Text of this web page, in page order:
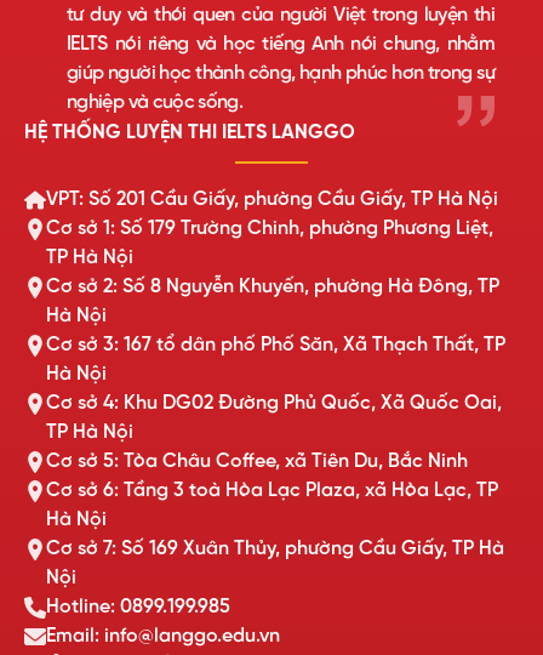
tư duy và thói quen của người Việt trong luyện thi
IELTS nói riêng và học tiếng Anh nói chung, nhằm
giúp người học thành công, hạnh phúc hơn trong sự
nghiệp và cuộc sống.
HỆ THỐNG LUYỆN THI IELTS LANGGO
VPT: Số 201 Cầu Giấy, phường Cầu Giấy, TP Hà Nội
Cơ sở 1: Số 179 Trường Chinh, phường Phương Liệt,
TP Hà Nội
Cơ sở 2: Số 8 Nguyễn Khuyến, phường Hà Đông, TP
Hà Nội
Cơ sở 3: 167 tổ dân phố Phố Săn, Xã Thạch Thất, TP
Hà Nội
Cơ sở 4: Khu DG02 Đường Phủ Quốc, Xã Quốc Oai,
TP Hà Nội
Cơ sở 5: Tòa Châu Coffee, xã Tiên Du, Bắc Ninh
Cơ sở 6: Tầng 3 toà Hòa Lạc Plaza, xã Hòa Lạc, TP
Hà Nội
Cơ sở 7: Số 169 Xuân Thủy, phường Cầu Giấy, TP Hà
Nội
Hotline: 0899.199.985
Email: info@langgo.edu.vn